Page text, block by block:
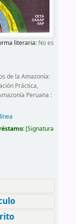
literaria: No es
de la Amazonía:
Práctica,
Peruana :
Signatura